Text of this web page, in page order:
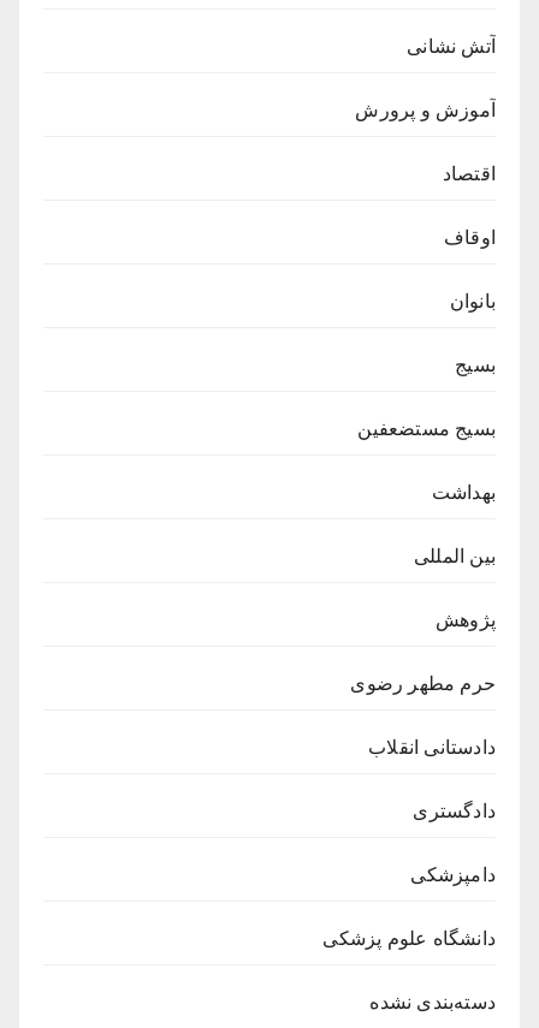
آتش نشانی
آموزش و پرورش
اقتصاد
اوقاف
بانوان
بسیج
بسیج مستضعفین
بهداشت
بین المللی
پژوهش
حرم مطهر رضوی
دادستانی انقلاب
دادگستری
دامپزشکی
دانشگاه علوم پزشکی
دسته‌بندی نشده